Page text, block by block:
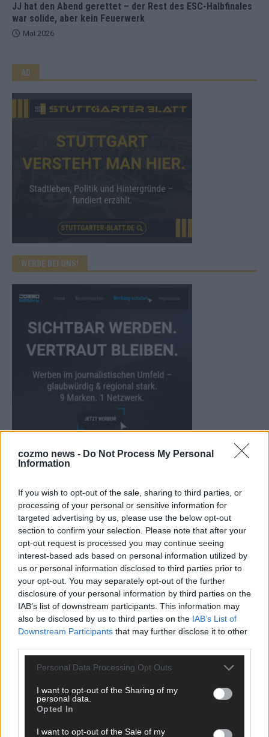
cozmo news - Do Not Process My Personal
Information
If you wish to opt-out of the sale, sharing to third parties, or
processing of your personal or sensitive information for
targeted advertising by us, please use the below opt-out
section to confirm your selection. Please note that after your
opt-out request is processed you may continue seeing
interest-based ads based on personal information utilized by
us or personal information disclosed to third parties prior to
your opt-out. You may separately opt-out of the further
disclosure of your personal information by third parties on the
IAB’s list of downstream participants. This information may
also be disclosed by us to third parties on the IAB’s List of
Downstream Participants that may further disclose it to other
Personal Data Processing Opt Outs
I want to opt-out of the Sharing of my
personal data.
Opted In
I want to opt-out of the Sale of my
JJ hat den Abend gerettet – der Rest des ESC-Halbfinales
war solide, aber kein Feuerwerk
Mai 2026
AD
WERBE BEI UNS!
CHECK UNS AUF FACEBOOK
AD